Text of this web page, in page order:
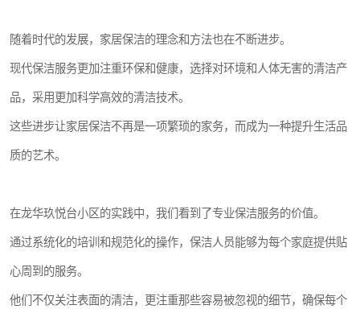
随着时代的发展，家居保洁的理念和方法也在不断进步。
现代保洁服务更加注重环保和健康，选择对环境和人体无害的清洁产
品，采用更加科学高效的清洁技术。
这些进步让家居保洁不再是一项繁琐的家务，而成为一种提升生活品
质的艺术。
在龙华玖悦台小区的实践中，我们看到了专业保洁服务的价值。
通过系统化的培训和规范化的操作，保洁人员能够为每个家庭提供贴
心周到的服务。
他们不仅关注表面的清洁，更注重那些容易被忽视的细节，确保每个